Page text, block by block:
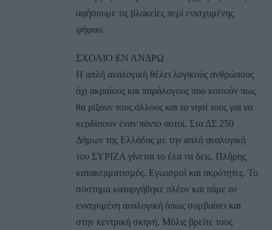
αφήσουμε τις βλακείες περί ενισχυμένης
ψήφου.
ΣΧΟΛΙΟ ΕΝ ΑΝΔΡΩ
Η απλή αναλογική θέλει λογικούς ανθρώπους
όχι ακραίους και παράλογους που κοιτούν πως
θα ρίξουν τους άλλους και το νησί τους για να
κερδίσουν έναν πόντο αυτοί. Στα ΔΣ 250
Δήμων της Ελλάδας με την απλή αναλογική
του ΣΥΡΙΖΑ γίνεται το έλα να δεις. Πλήρης
κατακερματισμός. Εγωισμοί και ακρότητες. Το
σύστημα καταργήθηκε πλέον και πάμε σε
ενισχυμένη αναλογική όπως συμβαίνει και
στην κεντρική σκηνή. Μόλις βρείτε τους